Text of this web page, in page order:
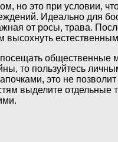
но это при условии,
Идеально для
от росы, трава.
высохнуть
общественные
то пользуйтесь
это не
выделите отдельные